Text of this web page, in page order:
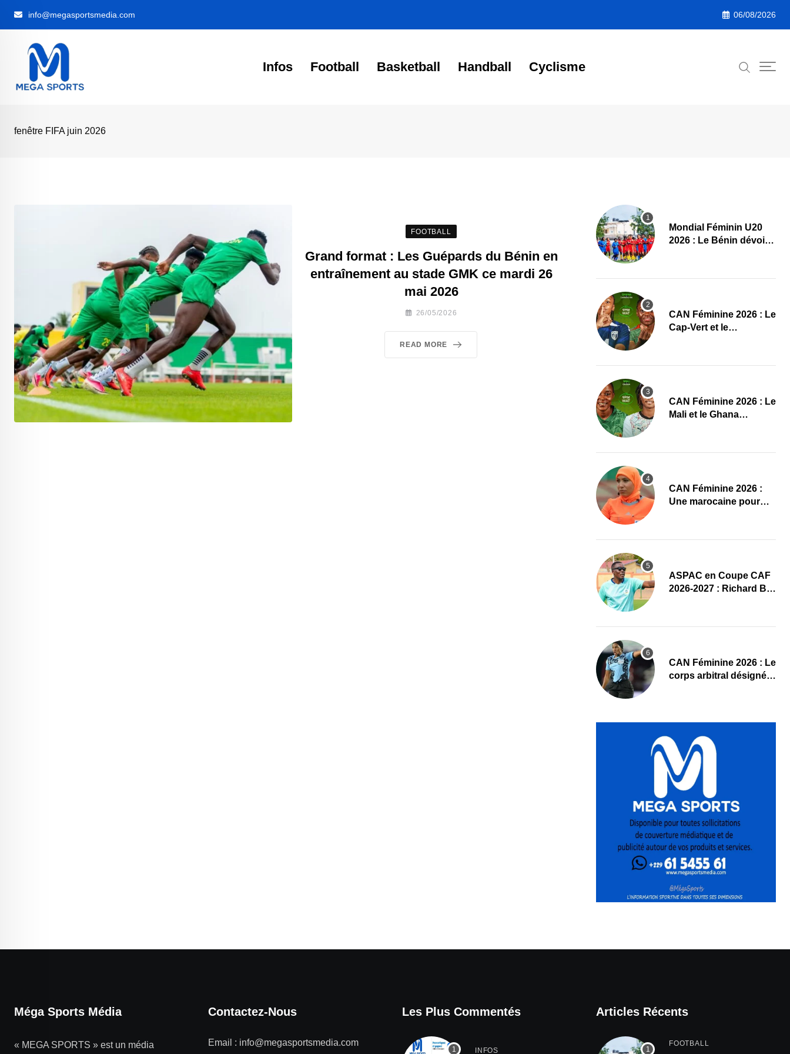
info@megasportsmedia.com 06/08/2026
Infos Football Basketball Handball Cyclisme
fenêtre FIFA juin 2026
FOOTBALL
Grand format : Les Guépards du Bénin en
entraînement au stade GMK ce mardi 26
mai 2026
26/05/2026
READ MORE
Mondial Féminin U20
2026 : Le Bénin dévoile
CAN Féminine 2026 : Le
Cap-Vert et le
‎CAN Féminine 2026 : Le
Mali et le Ghana
‎CAN Féminine 2026 :
Une marocaine pour
ASPAC en Coupe CAF
2026-2027 : Richard Bio
passer »
‎CAN Féminine 2026 : Le
corps arbitral désigné
Méga Sports Média
« MEGA SPORTS » est un média
Contactez-Nous
Email : info@megasportsmedia.com
Les Plus Commentés
INFOS
Articles Récents
FOOTBALL